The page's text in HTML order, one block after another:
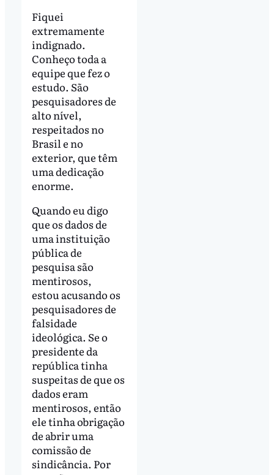
Fiquei
extremamente
indignado.
Conheço toda a
equipe que fez o
estudo. São
pesquisadores de
alto nível,
respeitados no
Brasil e no
exterior, que têm
uma dedicação
enorme.
Quando eu digo
que os dados de
uma instituição
pública de
pesquisa são
mentirosos,
estou acusando os
pesquisadores de
falsidade
ideológica. Se o
presidente da
república tinha
suspeitas de que os
dados eram
mentirosos, então
ele tinha obrigação
de abrir uma
comissão de
sindicância. Por